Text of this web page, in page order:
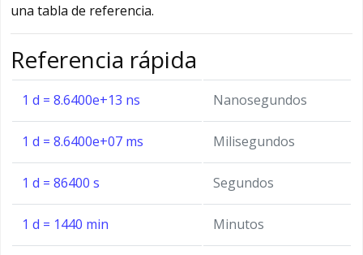
una tabla de referencia.
Referencia rápida
1 d = 8.6400e+13 ns Nanosegundos
1 d = 8.6400e+07 ms Milisegundos
1 d = 86400 s Segundos
1 d = 1440 min Minutos